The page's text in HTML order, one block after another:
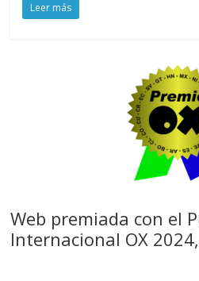
Leer más
Web premiada con el
Internacional OX